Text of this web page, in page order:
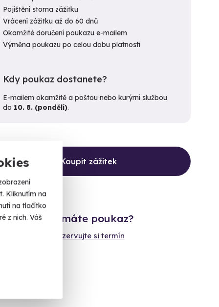
Kliknutím na
na tlačítko
z nich. Váš
Pojištění storna zážitku
Vrácení zážitku až do 60 dnů
Okamžité doručení poukazu e-mailem
Výměna poukazu po celou dobu platnosti
Kdy poukaz dostanete?
E-mailem okamžitě a poštou nebo kurýrní službou
do 10. 8. (pondělí).
Koupit zážitek
Již máte poukaz?
Rezervujte si termín